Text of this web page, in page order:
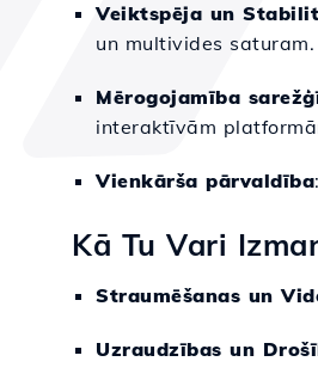
Veiktspēja un
un multivides saturam.
Mērogojamība
interaktīvām
Vienkārša pārvaldība
Kā Tu Vari
Straumēšanas un
Uzraudzības un